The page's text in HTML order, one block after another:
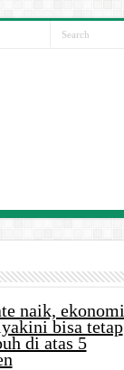
naik, ekonomi
bisa tetap
di atas 5